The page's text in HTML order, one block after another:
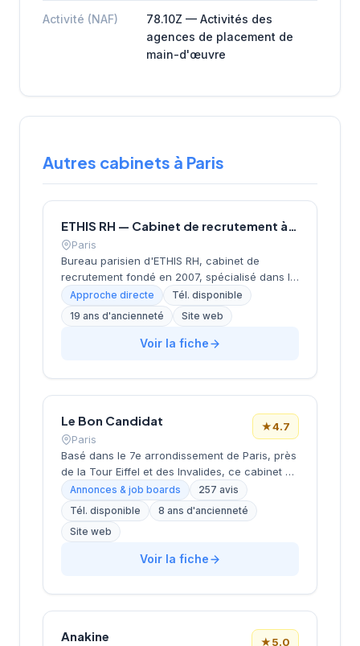
Activité (NAF)
78.10Z — Activités des
agences de placement de
main-d'œuvre
Autres cabinets à Paris
ETHIS RH — Cabinet de recrutement à Paris
Paris
Bureau parisien d'ETHIS RH, cabinet de
recrutement fondé en 2007, spécialisé dans le
conseil en ressources humaines, le
recrutement de cadres et dirigeants, le
coaching et l'outplacement. Situé au 16 rue de
Monceau dans le 8e arrondissement de Paris,
Approche directe
Tél. disponible
19 ans d'ancienneté
Site web
Voir la fiche
Le Bon Candidat
Paris
★4.7
Basé dans le 7e arrondissement de Paris, près
de la Tour Eiffel et des Invalides, ce cabinet de
recrutement bénéficie d'une localisation
prestigieuse au cœur de la capitale. Installé
rue de Bellechasse, il accompagne les
entreprises dans leurs recrutements avec une
approche personnalisée. La structure affiche
une excellente réputation auprès de sa
prestations de conseil en recrutement.
Annonces & job boards
257 avis
Tél. disponible
8 ans d'ancienneté
Site web
Voir la fiche
Anakine ★5.0